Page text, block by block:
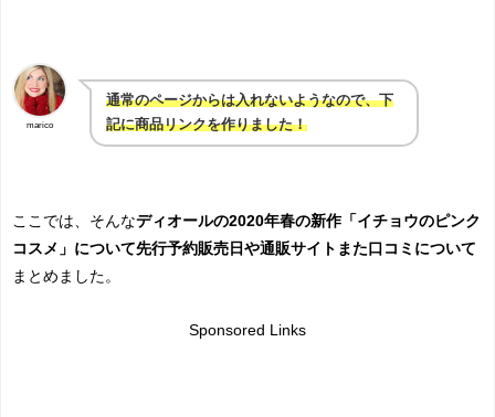
marico
通常のページからは入れないようなので、下
記に商品リンクを作りました！
ここでは、そんなディオールの2020年春の新作「イチョウのピンク
コスメ」について先行予約販売日や通販サイトまた口コミについて
まとめました。
Sponsored Links